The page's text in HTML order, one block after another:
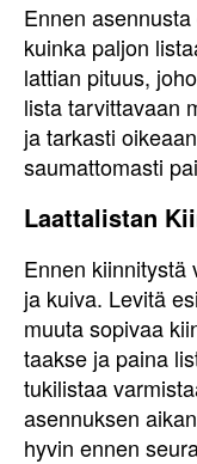
Ennen
kuinka paljon
lattian pituus,
lista tarvittavaan
ja tarkasti
saumattomasti
Laattalistan
Ennen kiinnitystä
ja kuiva. Levitä
muuta sopivaa
taakse ja paina
tukilistaa
asennuksen
hyvin ennen